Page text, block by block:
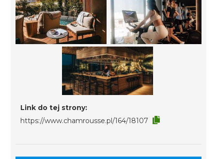
Link do tej strony:
https://www.chamrousse.pl/164/18107